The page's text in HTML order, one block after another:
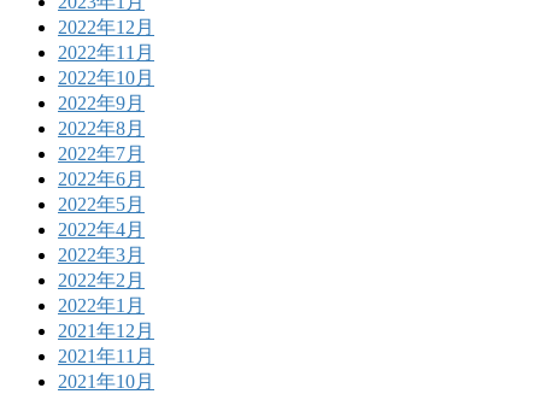
2022年12月
2022年11月
2022年10月
2022年9月
2022年8月
2022年7月
2022年6月
2022年5月
2022年4月
2022年3月
2022年2月
2022年1月
2021年12月
2021年11月
2021年10月